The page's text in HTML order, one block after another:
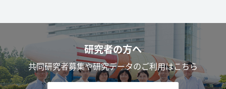
研究者の方へ
共同研究者募集や研究データのご利用はこちら